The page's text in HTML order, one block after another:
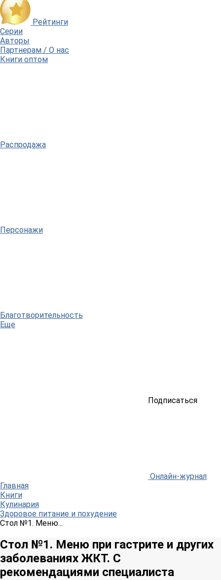
Рейтинги
Серии
Авторы
Партнерам / О нас
Книги оптом
Распродажа
Персонажи
Благотворительность
Еще
Подписаться
Онлайн-журнал
Главная
Книги
Кулинария
Здоровое питание и похудение
Стол №1. Меню...
Стол №1. Меню при гастрите и других
заболеваниях ЖКТ. С
рекомендациями специалиста